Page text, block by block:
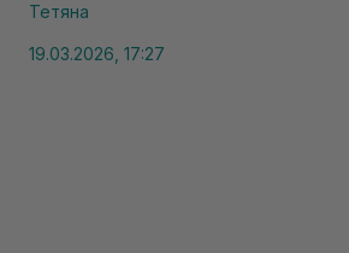
Тетяна
19.03.2026, 17:27